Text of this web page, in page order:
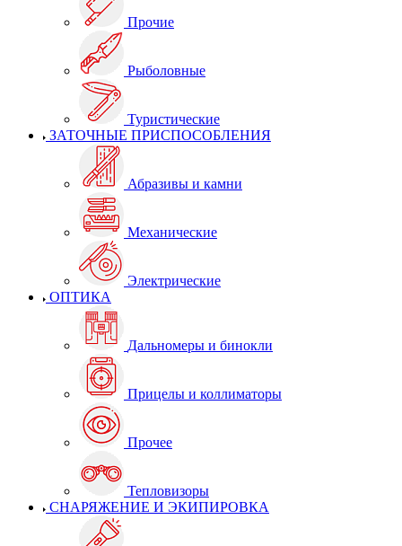
Прочие
Рыболовные
Туристические
ЗАТОЧНЫЕ ПРИСПОСОБЛЕНИЯ
Абразивы и камни
Механические
Электрические
ОПТИКА
Дальномеры и бинокли
Прицелы и коллиматоры
Прочее
Тепловизоры
СНАРЯЖЕНИЕ И ЭКИПИРОВКА